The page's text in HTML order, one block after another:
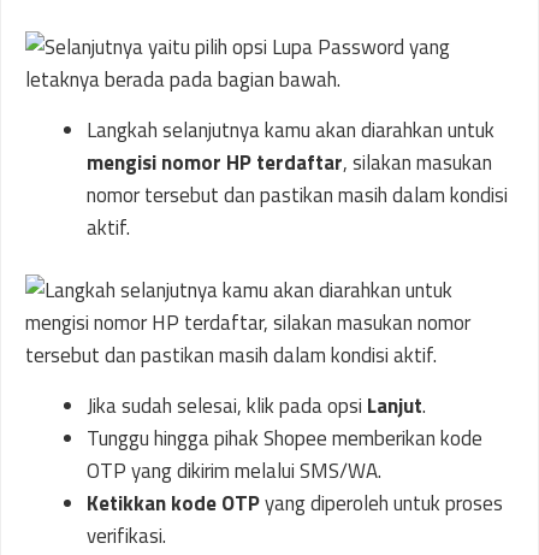
Langkah selanjutnya kamu akan diarahkan untuk
mengisi nomor HP terdaftar, silakan masukan
nomor tersebut dan pastikan masih dalam kondisi
aktif.
Jika sudah selesai, klik pada opsi Lanjut.
Tunggu hingga pihak Shopee memberikan kode
OTP yang dikirim melalui SMS/WA.
Ketikkan kode OTPyang diperoleh untuk proses
verifikasi.